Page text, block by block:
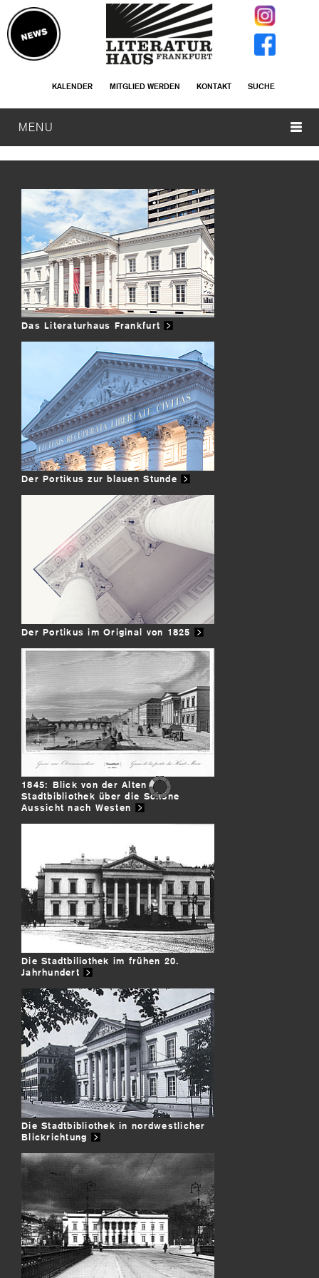
KALENDER MITGLIED WERDEN KONTAKT SUCHE
MENU
Das Literaturhaus Frankfurt
Der Portikus zur blauen Stunde
Der Portikus im Original von 1825
1845: Blick von der Alten
Stadtbibliothek über die Schöne
Aussicht nach Westen
Die Stadtbiliothek im frühen 20.
Jahrhundert
Die Stadtbibliothek in nordwestlicher
Blickrichtung